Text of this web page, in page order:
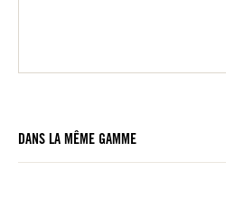
DANS LA MÊME GAMME